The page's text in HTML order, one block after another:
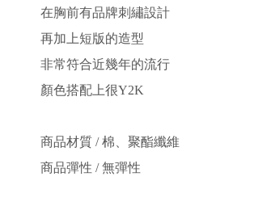
在胸前有品牌刺繡設計
再加上短版的造型
非常符合近幾年的流行
顏色搭配上很Y2K
商品材質 / 棉、聚酯纖維
商品彈性 / 無彈性